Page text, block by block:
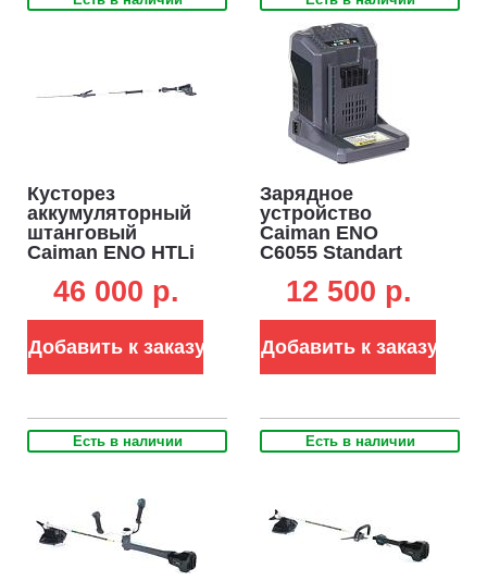
Кусторез
аккумуляторный
штанговый
Caiman ENO HTLi
(RUS, BL 60В,
Standart Connect,
38 мм., штанга 122
см., 5,5 кг.)
46 000 p.
Добавить к заказу
Зарядное
устройство
Caiman ENO
C6055 Standart
для АКБ 4-8 А/ч
(PRC, 60В, 5,5 А,
12 500 p.
Добавить к заказу
Есть в наличии Есть в наличии